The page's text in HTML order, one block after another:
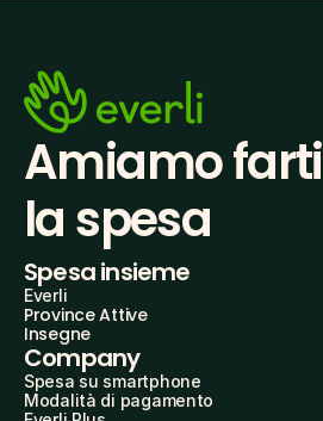
Amiamo farti
la spesa
Spesa insieme
Everli
Province Attive
Insegne
Company
Spesa su smartphone
Modalità di pagamento